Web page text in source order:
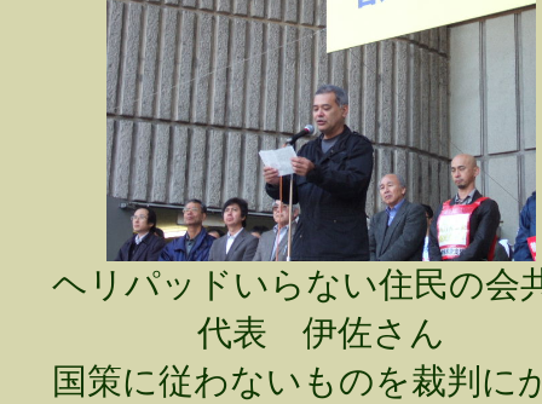
ヘリパッドいらない住民の会
代表 伊佐さん
国策に従わないものを裁判に